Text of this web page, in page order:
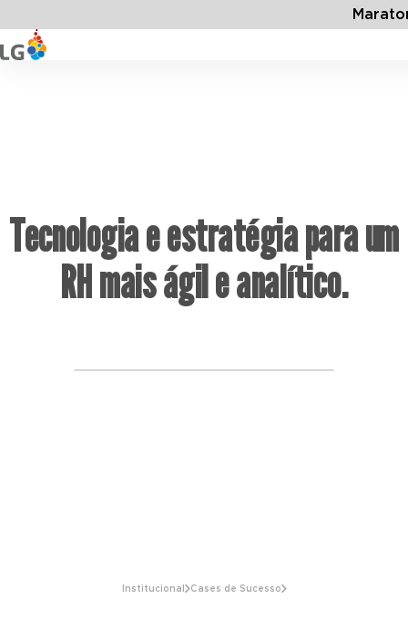
Tecnologia e estratégia para um
RH mais ágil e analítico.
Institucional Cases de Sucesso